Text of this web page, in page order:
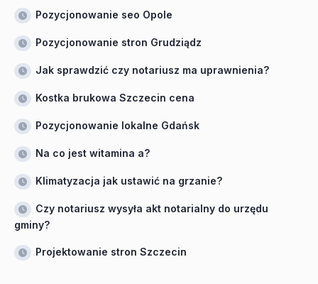
Pozycjonowanie seo Opole
Pozycjonowanie stron Grudziądz
Jak sprawdzić czy notariusz ma uprawnienia?
Kostka brukowa Szczecin cena
Pozycjonowanie lokalne Gdańsk
Na co jest witamina a?
Klimatyzacja jak ustawić na grzanie?
Czy notariusz wysyła akt notarialny do urzędu
gminy?
Projektowanie stron Szczecin